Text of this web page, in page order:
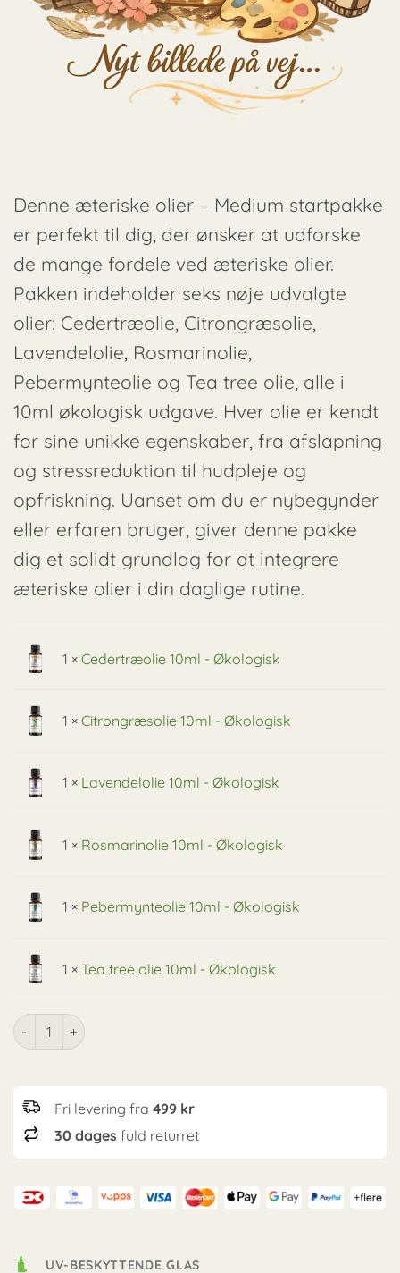
Denne æteriske olier – Medium startpakke
er perfekt til dig, der ønsker at udforske
de mange fordele ved æteriske olier.
Pakken indeholder seks nøje udvalgte
olier: Cedertræolie, Citrongræsolie,
Lavendelolie, Rosmarinolie,
Pebermynteolie og Tea tree olie, alle i
10ml økologisk udgave. Hver olie er kendt
for sine unikke egenskaber, fra afslapning
og stressreduktion til hudpleje og
opfriskning. Uanset om du er nybegynder
eller erfaren bruger, giver denne pakke
dig et solidt grundlag for at integrere
æteriske olier i din daglige rutine.
1 × Cedertræolie 10ml - Økologisk
1 × Citrongræsolie 10ml - Økologisk
1 × Lavendelolie 10ml - Økologisk
1 × Rosmarinolie 10ml - Økologisk
1 × Pebermynteolie 10ml - Økologisk
1 × Tea tree olie 10ml - Økologisk
Æteriske olier - Medium startpakke antal
Alternative:
Fri levering fra 499 kr
30 dages fuld returret
UV-BESKYTTENDE GLAS